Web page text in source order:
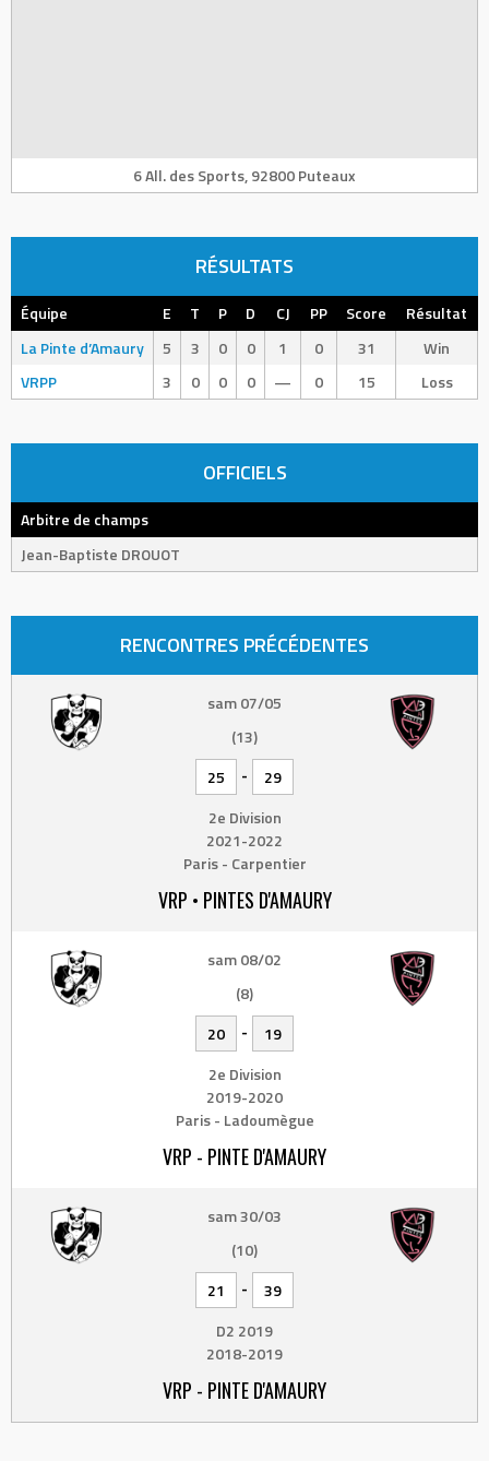
6 All. des Sports, 92800 Puteaux
RÉSULTATS
Équipe E T P D CJ PP Score
Résultat
La Pinte d’Amaury
5 3 0 0 1 0 31
Win
VRPP
3 0 0 0 — 0 15 Loss
OFFICIELS
Arbitre de champs
Jean-Baptiste DROUOT
RENCONTRES PRÉCÉDENTES
sam 07/05
(13)
25
-
29
2e Division
2021-2022
Paris - Carpentier
VRP • PINTES D'AMAURY
sam 08/02
(8)
20
-
19
2e Division
2019-2020
Paris - Ladoumègue
VRP - PINTE D'AMAURY
sam 30/03
(10)
21
-
39
D2 2019
2018-2019
VRP - PINTE D'AMAURY